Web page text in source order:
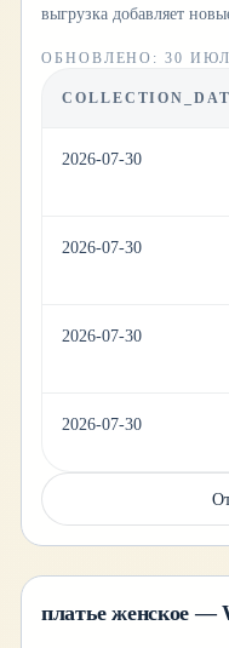
выгрузка добавляет
ОБНОВЛЕНО :30
2026-07-30
2026-07-30
2026-07-30
2026-07-30
платье женское —